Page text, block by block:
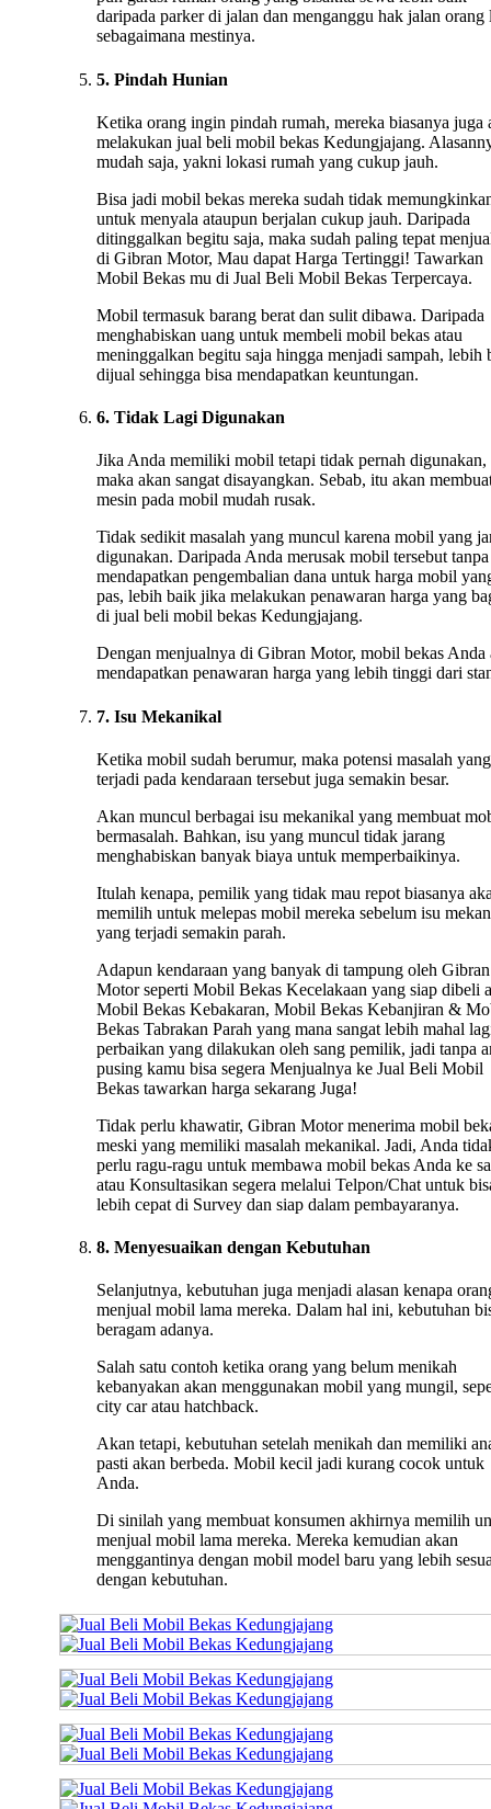
daripada parker di jalan dan menganggu hak jalan orang
sebagaimana mestinya.
5. Pindah Hunian
Ketika orang ingin pindah rumah, mereka biasanya juga
melakukan jual beli mobil bekas Kedungjajang.
mudah saja, yakni lokasi rumah yang cukup jauh.
Bisa jadi mobil bekas mereka sudah tidak
untuk menyala ataupun berjalan cukup jauh. Daripada
ditinggalkan begitu saja, maka sudah paling tepat
di Gibran Motor, Mau dapat Harga Tertinggi! Tawarkan
Mobil Bekas mu di Jual Beli Mobil Bekas Terpercaya.
Mobil termasuk barang berat dan sulit dibawa. Daripada
menghabiskan uang untuk membeli mobil bekas atau
meninggalkan begitu saja hingga menjadi sampah, lebih
dijual sehingga bisa mendapatkan keuntungan.
6. Tidak Lagi Digunakan
Jika Anda memiliki mobil tetapi tidak pernah digunakan,
maka akan sangat disayangkan. Sebab, itu akan
mesin pada mobil mudah rusak.
Tidak sedikit masalah yang muncul karena mobil yang
digunakan. Daripada Anda merusak mobil tersebut tanpa
mendapatkan pengembalian dana untuk harga mobil
pas, lebih baik jika melakukan penawaran harga yang
di jual beli mobil bekas Kedungjajang.
Dengan menjualnya di Gibran Motor, mobil bekas Anda
mendapatkan penawaran harga yang lebih tinggi dari
7. Isu Mekanikal
Ketika mobil sudah berumur, maka potensi masalah yang
terjadi pada kendaraan tersebut juga semakin besar.
Akan muncul berbagai isu mekanikal yang membuat
bermasalah. Bahkan, isu yang muncul tidak jarang
menghabiskan banyak biaya untuk memperbaikinya.
Itulah kenapa, pemilik yang tidak mau repot biasanya
memilih untuk melepas mobil mereka sebelum isu
yang terjadi semakin parah.
Adapun kendaraan yang banyak di tampung oleh Gibran
Motor seperti Mobil Bekas Kecelakaan yang siap dibeli
Mobil Bekas Kebakaran, Mobil Bekas Kebanjiran &
Bekas Tabrakan Parah yang mana sangat lebih mahal
perbaikan yang dilakukan oleh sang pemilik, jadi tanpa
pusing kamu bisa segera Menjualnya ke Jual Beli Mobil
Bekas tawarkan harga sekarang Juga!
Tidak perlu khawatir, Gibran Motor menerima mobil
meski yang memiliki masalah mekanikal. Jadi, Anda
perlu ragu-ragu untuk membawa mobil bekas Anda ke
atau Konsultasikan segera melalui Telpon/Chat untuk
lebih cepat di Survey dan siap dalam pembayaranya.
8. Menyesuaikan dengan Kebutuhan
Selanjutnya, kebutuhan juga menjadi alasan kenapa
menjual mobil lama mereka. Dalam hal ini, kebutuhan
beragam adanya.
Salah satu contoh ketika orang yang belum menikah
kebanyakan akan menggunakan mobil yang mungil,
city car atau hatchback.
Akan tetapi, kebutuhan setelah menikah dan memiliki
pasti akan berbeda. Mobil kecil jadi kurang cocok untuk
Anda.
Di sinilah yang membuat konsumen akhirnya memilih
menjual mobil lama mereka. Mereka kemudian akan
menggantinya dengan mobil model baru yang lebih
dengan kebutuhan.